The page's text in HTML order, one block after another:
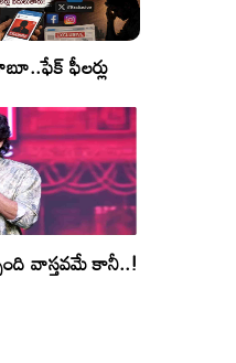
ఫీలర్లు
వాస్తవమే కానీ..!